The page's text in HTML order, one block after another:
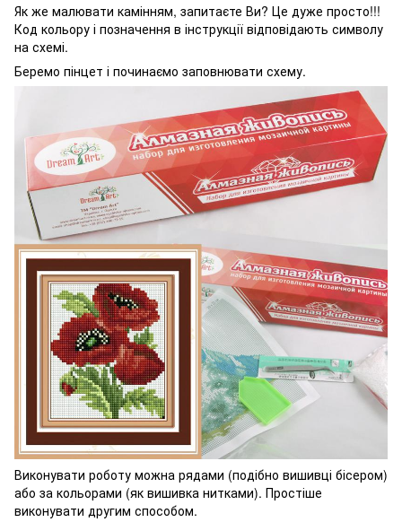
Як же малювати камінням, запитаєте Ви? Це дуже просто!!!
Код кольору і позначення в інструкції відповідають символу
на схемі.
Беремо пінцет і починаємо заповнювати схему.
Виконувати роботу можна рядами (подібно вишивці бісером)
або за кольорами (як вишивка нитками). Простіше
виконувати другим способом.